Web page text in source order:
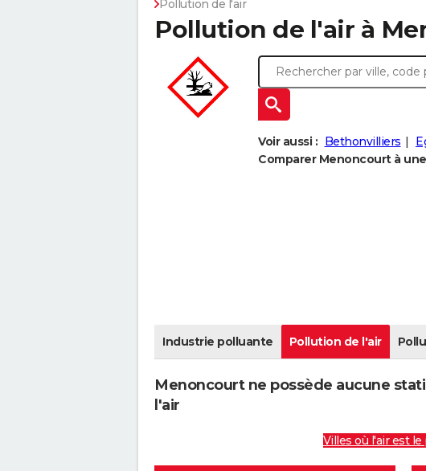
Pollution de l'air
Pollution de l'air à
Voir aussi : Bethonvilliers
Comparer Menoncourt à
Industrie polluante Pollution de l'air
Menoncourt ne possède aucune
l'air
Villes où l'air est